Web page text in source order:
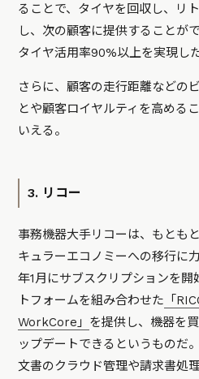
ることで、タイヤを回収し、リ
し、次の顧客に提供することが
タイヤ活用率90%以上を実現した
さらに、顧客の走行距離などの
とや顧客ロイヤルティを高める
いえる。
3. リコー
事務機器大手リコーは、もとも
キュラーエコノミーへの移行に
年1月にサブスクリプションを
トフォームを組み合わせた 「
WorkCore」 を提供し、機器を
ップデートできるというものだ
文書のクラウド管理や請求書処